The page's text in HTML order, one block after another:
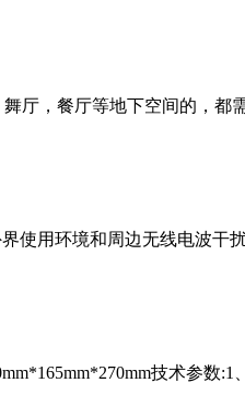
厅，餐厅等地下空间的，都
使用环境和周边无线电波干
技术参数:1